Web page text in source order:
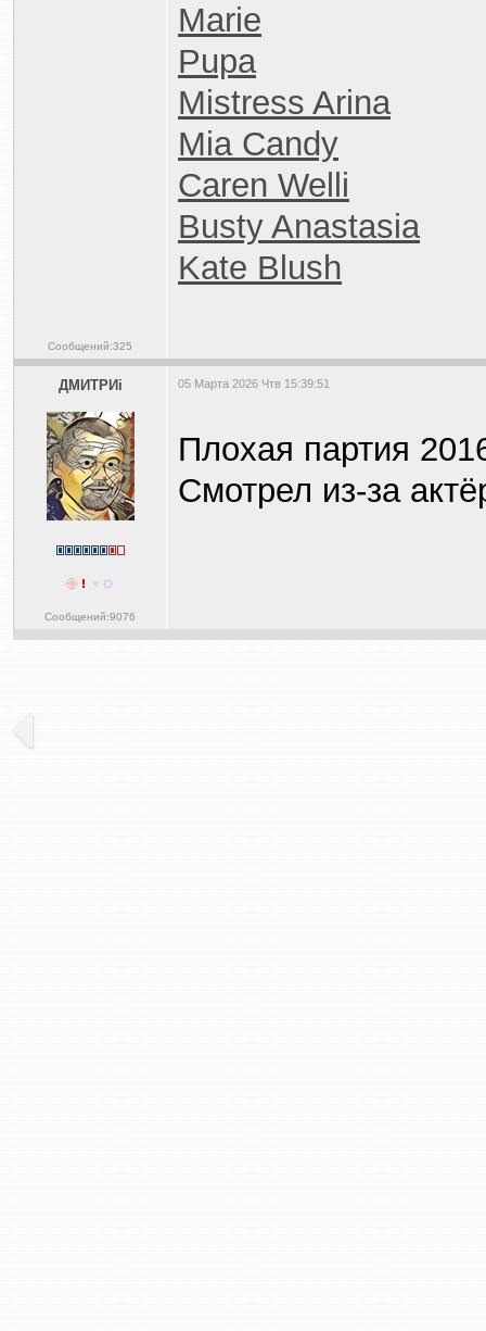
Сообщений:325
Marie
Pupa
Mistress Arina
Mia Candy
Caren Welli
Busty Anastasia
Kate Blush
ДМИТРИi
Сообщений:9076
05 Марта 2026 Чтв 15:39:51
Плохая партия
Смотрел из-за